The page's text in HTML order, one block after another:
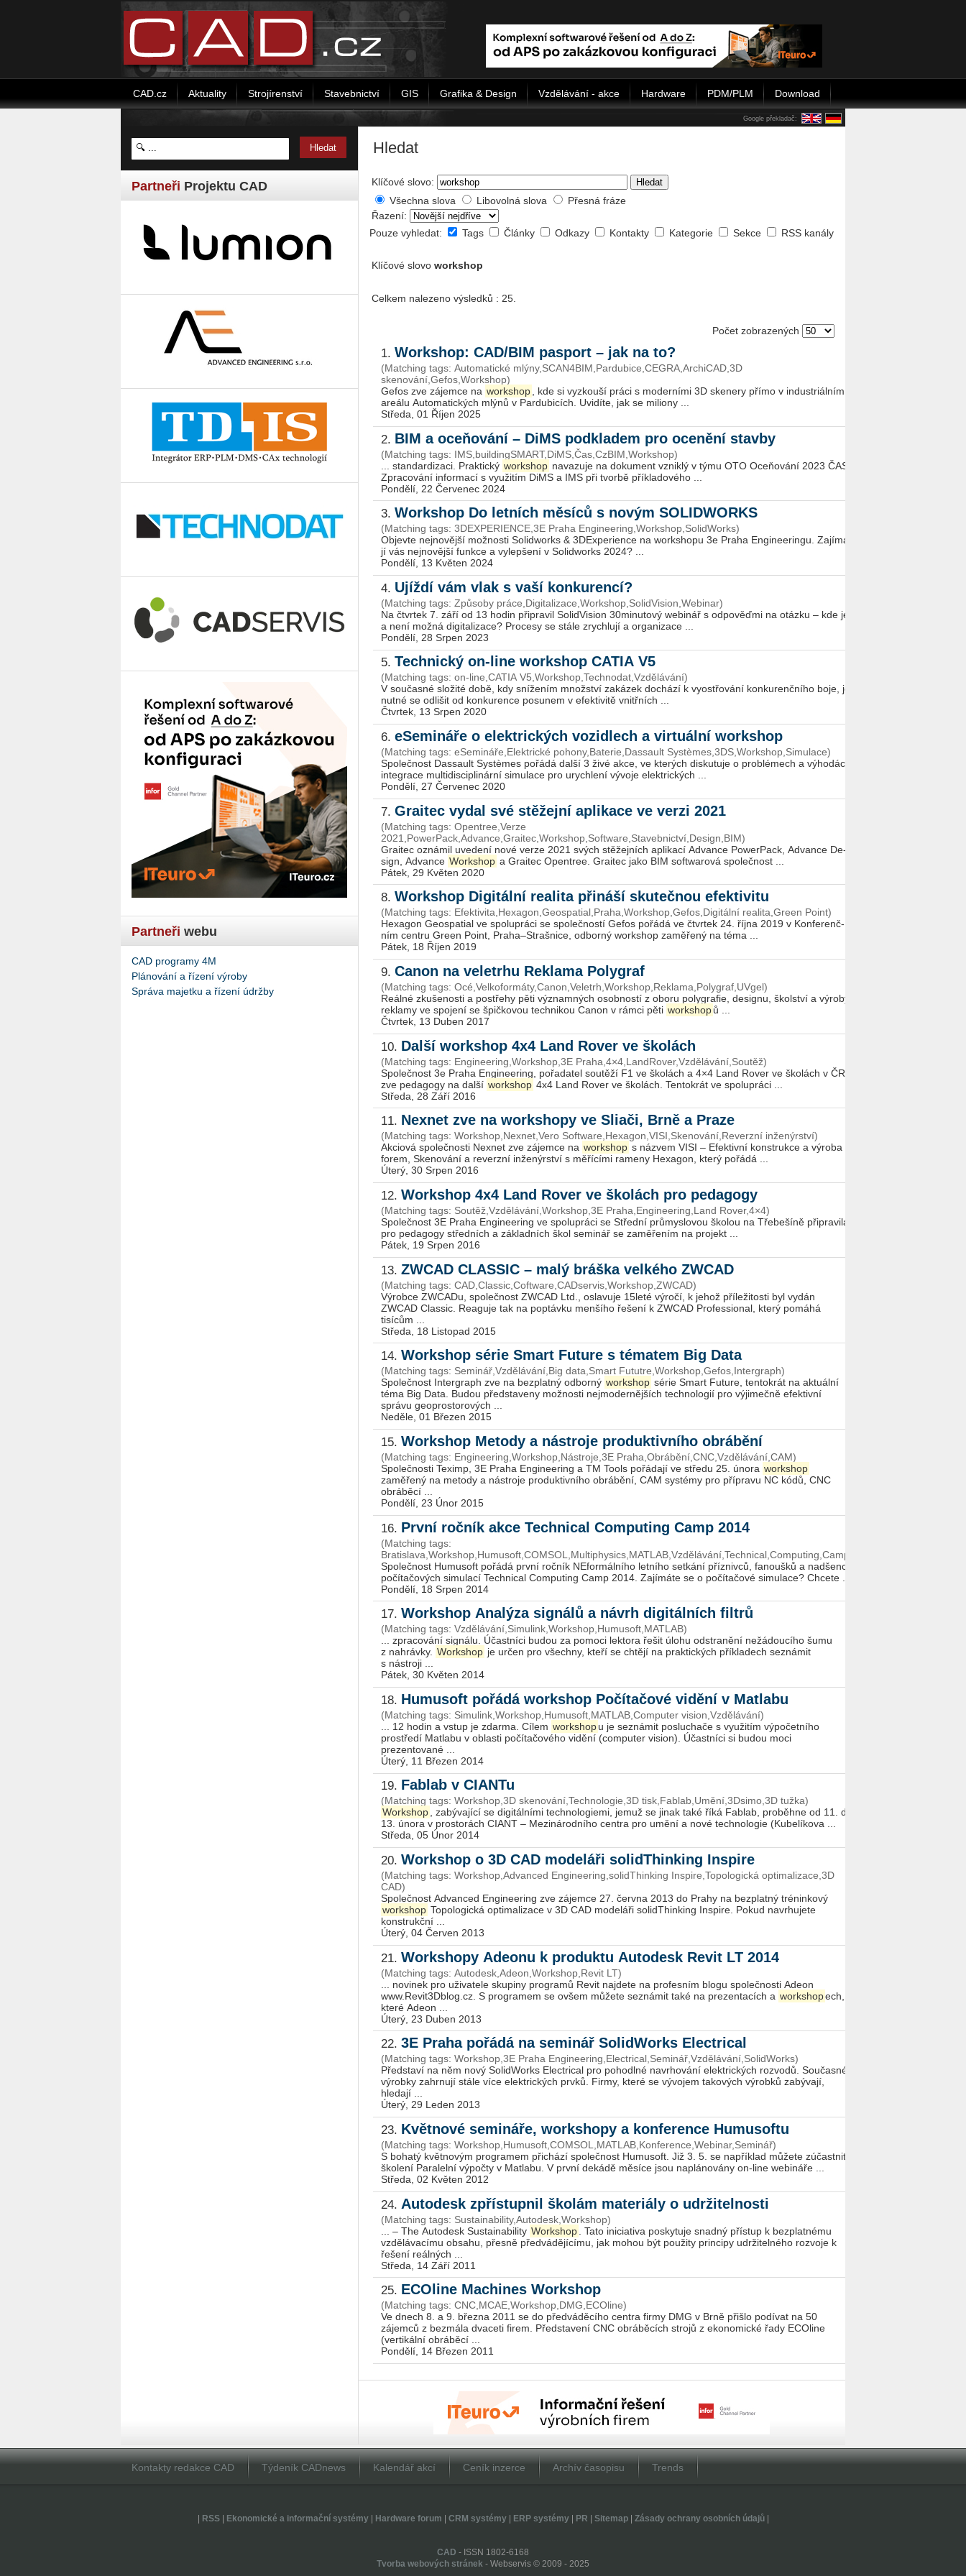
CAD.cz Aktuality Strojírenství Stavebnictví GIS Grafika & Design Vzdělávání - akce Hardware PDM/PLM Download
Google překladač:
Partneři Projektu CAD
Partneři webu
CAD programy 4M
Plánování a řízení výroby
Správa majetku a řízení údržby
Hledat
Klíčové slovo: Hledat
Všechna slova Libovolná slova
Přesná fráze
Řazení:
Pouze vyhledat:
Tags Články Odkazy Kontakty Kategorie Sekce RSS kanály
Klíčové slovo workshop
Celkem nalezeno výsledků : 25.
Počet zobrazených
1. Workshop: CAD/BIM pasport – jak na to?
(Matching tags: Automatické mlýny,SCAN4BIM,Pardubice,CEGRA,ArchiCAD,3D
skenování,Gefos,Workshop)
Gefos zve zá­jem­ce na workshop
, kde si vy­zkou­ší práci s mo­der­ní­mi 3D ske­ne­ry přímo v in­dustri­ál­ním
are­á­lu Au­to­ma­tic­kých mlýnů v Par­du­bi­cích. Uvi­dí­te, jak se mi­li­o­ny ...
Středa, 01 Říjen 2025
2. BIM a oceňování – DiMS podkladem pro ocenění stavby
(Matching tags: IMS,buil­ding­SMART,DiMS,Čas,CzBIM,Workshop)
... stan­dar­di­za­ci. Prak­tic­ký workshop na­va­zu­je na do­ku­ment vznik­lý v týmu OTO Oceňování 2023 ČAS:
Zpra­co­vá­ní in­for­ma­cí s vy­u­ži­tím DiMS a IMS při tvor­bě pří­kla­do­vé­ho ...
Pondělí, 22 Červenec 2024
3. Workshop Do letních měsíců s novým SOLIDWORKS
(Matching tags: 3DEXPERIENCE,3E Praha Engineering,Workshop,SolidWorks)
Ob­jev­te nej­no­věj­ší mož­nos­ti So­lid­works & 3D­Ex­pe­ri­en­ce na worksho­pu 3e Praha En­gi­nee­rin­gu. Za­jí­ma­
jí vás nej­no­věj­ší funk­ce a vy­lep­še­ní v So­lid­works 2024? ...
Pondělí, 13 Květen 2024
4. Ujíždí vám vlak s vaší konkurencí?
(Matching tags: Způsoby práce,Digitalizace,Workshop,SolidVision,Webinar)
Na čtvr­tek 7. září od 13 hodin při­pra­vil So­li­dVi­si­on 30­mi­nu­to­vý webi­nář s od­po­věď­mi na otáz­ku – kde je
a není možná di­gi­ta­li­za­ce? Pro­ce­sy se stále zrych­lu­jí a or­ga­ni­za­ce ...
Pondělí, 28 Srpen 2023
5. Technický on-line workshop CATIA V5
(Matching tags: on-line,CATIA V5,Workshop,Technodat,Vzdělávání)
V sou­čas­né slo­ži­té době, kdy sní­že­ním množ­ství za­ká­zek do­chá­zí k vy­ost­řo­vá­ní kon­ku­renč­ní­ho boje, je
nutné se od­li­šit od kon­ku­ren­ce po­su­nem v efek­ti­vi­tě vnitř­ních ...
Čtvrtek, 13 Srpen 2020
6. eSemináře o elektrických vozidlech a virtuální workshop
(Matching tags: eSemináře,Elektrické pohony,Baterie,Dassault Systèmes,3DS,Workshop,Simulace)
Spo­leč­nost Dassault Systèmes po­řá­dá další 3 živé akce, ve kte­rých dis­ku­tu­je o pro­blé­mech a vý­ho­dách
in­te­gra­ce mul­ti­dis­ci­pli­nár­ní si­mu­la­ce pro urych­le­ní vý­vo­je elek­tric­kých ...
Pondělí, 27 Červenec 2020
7. Graitec vydal své stěžejní aplikace ve verzi 2021
(Matching tags: Opentree,Verze
2021,PowerPack,Advance,Graitec,Workshop,Software,Stavebnictví,Design,BIM)
Grai­tec ozná­mil uve­de­ní nové verze 2021 svých stě­žej­ních apli­ka­cí Advan­ce Power­Pack, Advan­ce De­
sign, Advan­ce Workshop a Grai­tec Open­t­ree. Grai­tec jako BIM soft­wa­ro­vá spo­leč­nost ...
Pátek, 29 Květen 2020
8. Workshop Digitální realita přináší skutečnou efektivitu
(Matching tags: Efektivita,Hexagon,Geospatial,Praha,Workshop,Gefos,Digitální realita,Green Point)
He­xa­gon Ge­o­spa­tial ve spo­lu­prá­ci se spo­leč­nos­tí Gefos po­řá­dá ve čtvr­tek 24. října 2019 v Kon­fe­renč­
ním cen­t­ru Green Point, Praha–Straš­ni­ce, od­bor­ný work­shop za­mě­ře­ný na té­ma ...
Pátek, 18 Říjen 2019
9. Canon na veletrhu Reklama Polygraf
(Matching tags: Océ,Velkoformáty,Canon,Veletrh,Workshop,Reklama,Polygraf,UVgel)
Reálné zkušenosti a postřehy pěti významných osobností z oboru polygrafie, designu, školství a výroby
reklamy ve spojení se špičkovou technikou Canon v rámci pěti workshop ů ...
Čtvrtek, 13 Duben 2017
10. Další workshop 4x4 Land Rover ve školách
(Matching tags: Engineering,Workshop,3E Praha,4×4,LandRover,Vzdělávání,Soutěž)
Společnost 3e Praha Engineering, pořadatel soutěží F1 ve školách a 4×4 Land Rover ve školách v ČR,
zve pedagogy na další workshop 4x4 Land Rover ve školách. Tentokrát ve spolupráci ...
Středa, 28 Září 2016
11. Nexnet zve na workshopy ve Sliači, Brně a Praze
(Matching tags: Workshop,Nexnet,Vero Software,Hexagon,VISI,Skenování,Reverzní inženýrství)
Akciová společnosti Nexnet zve zájemce na workshop s názvem VISI – Efektivní konstrukce a výroba
forem, Skenování a reverzní inženýrství s měřícími rameny Hexagon, který pořádá ...
Úterý, 30 Srpen 2016
12. Workshop 4x4 Land Rover ve školách pro pedagogy
(Matching tags: Soutěž,Vzdělávání,Workshop,3E Praha,Engineering,Land Rover,4×4)
Společnost 3E Praha Engineering ve spolupráci se Střední průmyslovou školou na Třebešíně připravila
pro pedagogy středních a základních škol seminář se zaměřením na projekt ...
Pátek, 19 Srpen 2016
13. ZWCAD CLASSIC – malý bráška velkého ZWCAD
(Matching tags: CAD,Classic,Coftware,CADservis,Workshop,ZWCAD)
Výrobce ZWCADu, společnost ZWCAD Ltd., oslavuje 15leté výročí, k jehož příležitosti byl vydán
ZWCAD Classic. Reaguje tak na poptávku menšího řešení k ZWCAD Professional, který pomáhá
tisícům ...
Středa, 18 Listopad 2015
14. Workshop série Smart Future s tématem Big Data
(Matching tags: Seminář,Vzdělávání,Big data,Smart Fututre,Workshop,Gefos,Intergraph)
Společnost Intergraph zve na bezplatný odborný workshop série Smart Future, tentokrát na aktuální
téma Big Data. Budou představeny možnosti nejmodernějších technologií pro výjimečně efektivní
správu geoprostorových ...
Neděle, 01 Březen 2015
15. Workshop Metody a nástroje produktivního obrábění
(Matching tags: Engineering,Workshop,Nástroje,3E Praha,Obrábění,CNC,Vzdělávání,CAM)
Společnosti Teximp, 3E Praha Engineering a TM Tools pořádají ve středu 25. února workshop
zaměřený na metody a nástroje produktivního obrábění, CAM systémy pro přípravu NC kódů, CNC
obráběcí ...
Pondělí, 23 Únor 2015
16. První ročník akce Technical Computing Camp 2014
(Matching tags:
Bratislava,Workshop,Humusoft,COMSOL,Multiphysics,MATLAB,Vzdělávání,Technical,Computing,Camp)
Společnost Humusoft pořádá první ročník NEformálního letního setkání příznivců, fanoušků a nadšenců
počítačových simulací Technical Computing Camp 2014. Zajímáte se o počítačové simulace? Chcete ...
Pondělí, 18 Srpen 2014
17. Workshop Analýza signálů a návrh digitálních filtrů
(Matching tags: Vzdělávání,Simulink,Workshop,Humusoft,MATLAB)
... zpracování signálu. Účastníci budou za pomoci lektora řešit úlohu odstranění nežádoucího šumu
z nahrávky. Workshop je určen pro všechny, kteří se chtějí na praktických příkladech seznámit
s nástroji ...
Pátek, 30 Květen 2014
18. Humusoft pořádá workshop Počítačové vidění v Matlabu
(Matching tags: Simulink,Workshop,Humusoft,MATLAB,Computer vision,Vzdělávání)
... 12 hodin a vstup je zdarma. Cílem workshop u je seznámit posluchače s využitím výpočetního
prostředí Matlabu v oblasti počítačového vidění (computer vision). Účastníci si budou moci
prezentované ...
Úterý, 11 Březen 2014
19. Fablab v CIANTu
(Matching tags: Workshop,3D skenování,Technologie,3D tisk,Fablab,Umění,3Dsimo,3D tužka)
Workshop , zabývající se digitálními technologiemi, jemuž se jinak také říká Fablab, proběhne od 11. do
13. února v prostorách CIANT – Mezinárodního centra pro umění a nové technologie (Kubelíkova ...
Středa, 05 Únor 2014
20. Workshop o 3D CAD modeláři solidThinking Inspire
(Matching tags: Workshop,Advanced Engineering,solidThinking Inspire,Topologická optimalizace,3D
CAD)
Společnost Advanced Engineering zve zájemce 27. června 2013 do Prahy na bezplatný tréninkový
workshop Topologická optimalizace v 3D CAD modeláři solidThinking Inspire. Pokud navrhujete
konstrukční ...
Úterý, 04 Červen 2013
21. Workshopy Adeonu k produktu Autodesk Revit LT 2014
(Matching tags: Autodesk,Adeon,Workshop,Revit LT)
... novinek pro uživatele skupiny programů Revit najdete na profesním blogu společnosti Adeon
www.Revit3Dblog.cz. S programem se ovšem můžete seznámit také na prezentacích a workshopech,
které Adeon ...
Úterý, 23 Duben 2013
22. 3E Praha pořádá na seminář SolidWorks Electrical
(Matching tags: Workshop,3E Praha Engineering,Electrical,Seminář,Vzdělávání,SolidWorks)
Představí na něm nový SolidWorks Electrical pro pohodlné navrhování elektrických rozvodů. Současné
výrobky zahrnují stále více elektrických prvků. Firmy, které se vývojem takových výrobků zabývají,
hledají ...
Úterý, 29 Leden 2013
23. Květnové semináře, workshopy a konference Humusoftu
(Matching tags: Workshop,Humusoft,COMSOL,MATLAB,Konference,Webinar,Seminář)
S bohatý květnovým programem přichází společnost Humusoft. Již 3. 5. se například můžete zúčastnit
školení Paralelní výpočty v Matlabu. V první dekádě měsíce jsou naplánovány on-line webináře ...
Středa, 02 Květen 2012
24. Autodesk zpřístupnil školám materiály o udržitelnosti
(Matching tags: Sustainability,Autodesk,Workshop)
... – The Autodesk Sustainability Workshop
. Tato iniciativa poskytuje snadný přístup k bezplatnému
vzdělávacímu obsahu, přesně předvádějícímu, jak mohou být použity principy udržitelného rozvoje k
řešení reálných ...
Středa, 14 Září 2011
25. ECOline Machines Workshop
(Matching tags: CNC,MCAE,Workshop,DMG,ECOline)
Ve dnech 8. a 9. března 2011 se do předváděcího centra firmy DMG v Brně přišlo podívat na 50
zájemců z bezmála dvaceti firem. Představení CNC obráběcích strojů z ekonomické řady ECOline
(vertikální obráběcí ...
Pondělí, 14 Březen 2011
Kontakty redakce CAD Týdeník CADnews Kalendář akcí Ceník inzerce Archív časopisu Trends
RSS| Ekonomické a informační systémy| Hardware forum CRM systémy| ERP systémy| PR Sitemap| Zásady ochrany osobních údajů|
CAD - ISSN 1802-6168
Tvorba webových stránek - Webservis © 2009 - 2025